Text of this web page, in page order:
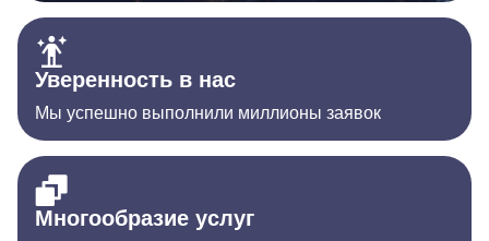
Уверенность в нас
Мы успешно выполнили миллионы заявок
Многообразие услуг